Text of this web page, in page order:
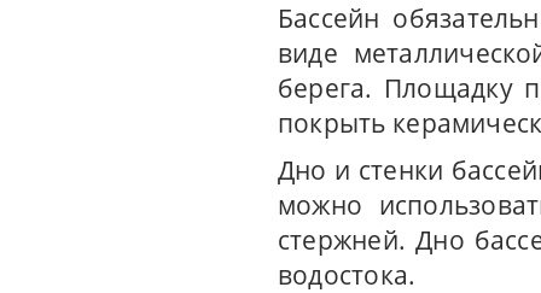
Бассейн
виде
берега. Площадку
покрыть
Дно и стенки
можно
стержней. Дно
водостока.